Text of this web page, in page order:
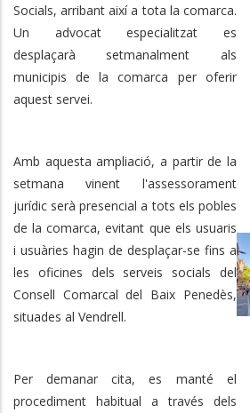
Socials, arribant així a tota la comarca.
Un advocat especialitzat es
desplaçarà setmanalment als
municipis de la comarca per oferir
aquest servei.
Amb aquesta ampliació, a partir de la
setmana vinent l'assessorament
jurídic serà presencial a tots els pobles
de la comarca, evitant que els usuaris
i usuàries hagin de desplaçar-se fins a
les oficines dels serveis socials del
Consell Comarcal del Baix Penedès,
situades al Vendrell.
Per demanar cita, es manté el
procediment habitual a través dels